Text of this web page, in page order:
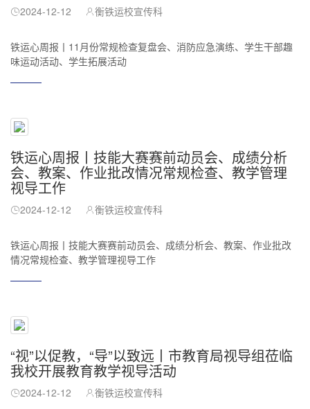
2024-12-12 衡铁运校宣传科
铁运心周报丨11月份常规检查复盘会、消防应急演练、学生干部趣
味运动活动、学生拓展活动
铁运心周报丨技能大赛赛前动员会、成绩分析
会、教案、作业批改情况常规检查、教学管理
视导工作
2024-12-12 衡铁运校宣传科
铁运心周报丨技能大赛赛前动员会、成绩分析会、教案、作业批改
情况常规检查、教学管理视导工作
“视”以促教，“导”以致远丨市教育局视导组莅临
我校开展教育教学视导活动
2024-12-12 衡铁运校宣传科